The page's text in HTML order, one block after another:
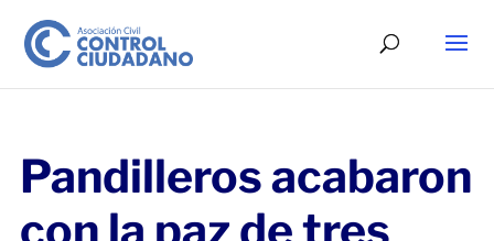
Pandilleros acabaron
con la paz de tres